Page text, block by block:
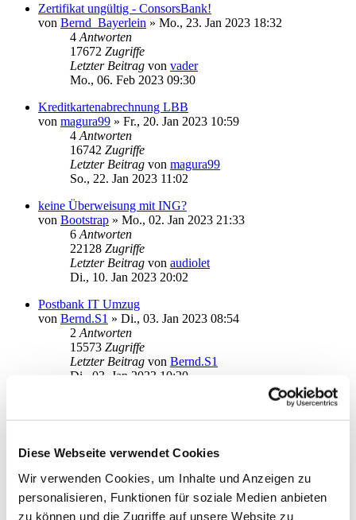
Diese Webseite verwendet Cookies
Wir verwenden Cookies, um Inhalte und Anzeigen zu
personalisieren, Funktionen für soziale Medien anbieten
zu können und die Zugriffe auf unsere Website zu
Zertifikat ungültig - ConsorsBank!
von Bernd_Bayerlein » Mo., 23. Jan 2023 18:32
4 Antworten
17672 Zugriffe
Letzter Beitrag von vader
Mo., 06. Feb 2023 09:30
Kreditkartenabrechnung LBB
von magura99 » Fr., 20. Jan 2023 10:59
4 Antworten
16742 Zugriffe
Letzter Beitrag von magura99
So., 22. Jan 2023 11:02
keine Überweisung mit ING?
von Bootstrap » Mo., 02. Jan 2023 21:33
6 Antworten
22128 Zugriffe
Letzter Beitrag von audiolet
Di., 10. Jan 2023 20:02
Postbank IT Umzug
von Bernd.S1 » Di., 03. Jan 2023 08:54
2 Antworten
15573 Zugriffe
Letzter Beitrag von Bernd.S1
Di., 03. Jan 2023 10:20
vonnetbit»Fr., 30. Dez 2022 09:15
17648
Letzter Beitragvon netbit
Fr., 30. Dez 2022 11:59
postbank seal one
vonFat Freddy»So., 11. Dez 2022 19:11